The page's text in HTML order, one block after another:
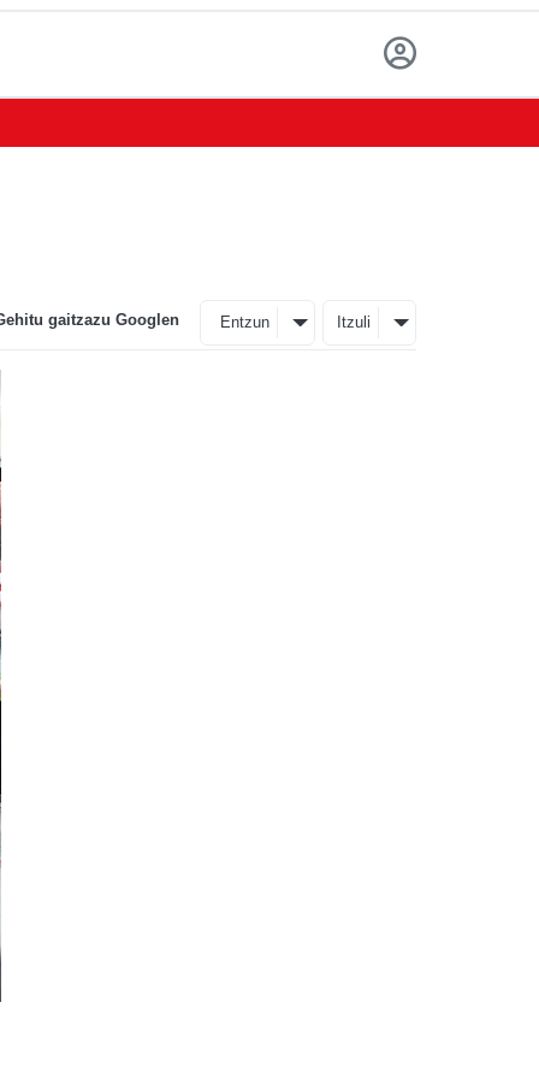
gaitzazu Googlen Entzun Itzuli